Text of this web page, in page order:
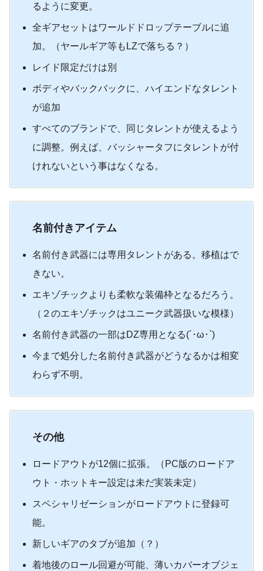
るように変更。
全ギアセットはワールドドロップテーブルに追
加。（ヤールギア等もLZで落ちる？）
レイド限定だけは別
ボディやバックバックに、ハイエンドなタレント
が追加
すべてのブランドで、同じタレントが使えるよう
に調整。例えば、バッシャータフにタレントが付
けれないという事はなくなる。
名前付きアイテム
名前付き武器には専用タレントがある。移植はで
きない。
エキゾチックよりも柔軟な装備枠となるだろう。
（２のエキゾチックはユニーク武器扱いな模様）
名前付き武器の一部はDZ専用となる(´･ω･`)
今まで処分した名前付き武器がどうなるかは相変
わらず不明。
その他
ロードアウトが12個に拡張。（PC版のロードア
ウト・ホットキー設定は未だ実装未定）
スペシャリゼーションがロードアウトに登録可
能。
新しいギアのタブが追加（？）
着地後のロール回避が可能、薄いカバーオブジェ